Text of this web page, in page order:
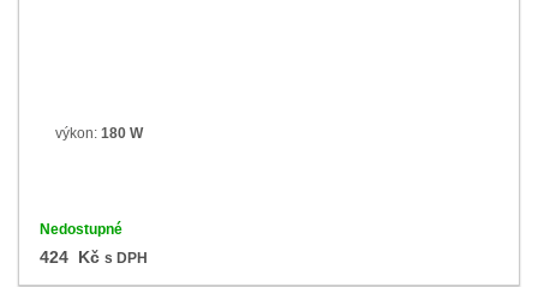
výkon: 180 W
Nedostupné
424 Kč s DPH